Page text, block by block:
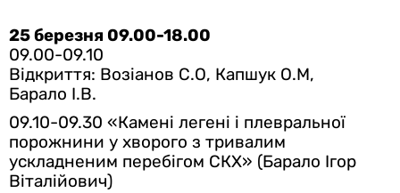
25 березня 09.00-18.00
09.00-09.10
Відкриття: Возіанов С.О, Капшук О.М,
Барало І.В.
09.10-09.30 «Камені легені і плевральної
порожнини у хворого з тривалим
ускладненим перебігом СКХ» (Барало Ігор
Віталійович)